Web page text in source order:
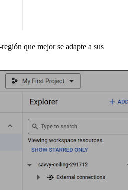
que mejor se adapte a sus